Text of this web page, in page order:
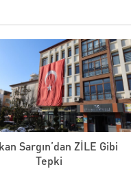
Sargın’dan ZİLE Gibi
Tepki